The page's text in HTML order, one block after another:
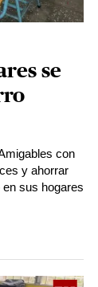
se
con
y ahorrar
sus hogares